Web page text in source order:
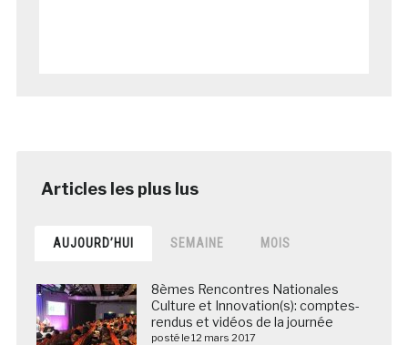
AUJOURD’HUI SEMAINE MOIS
8èmes Rencontres Nationales
Culture et Innovation(s): comptes-
rendus et vidéos de la journée
posté le 12 mars 2017